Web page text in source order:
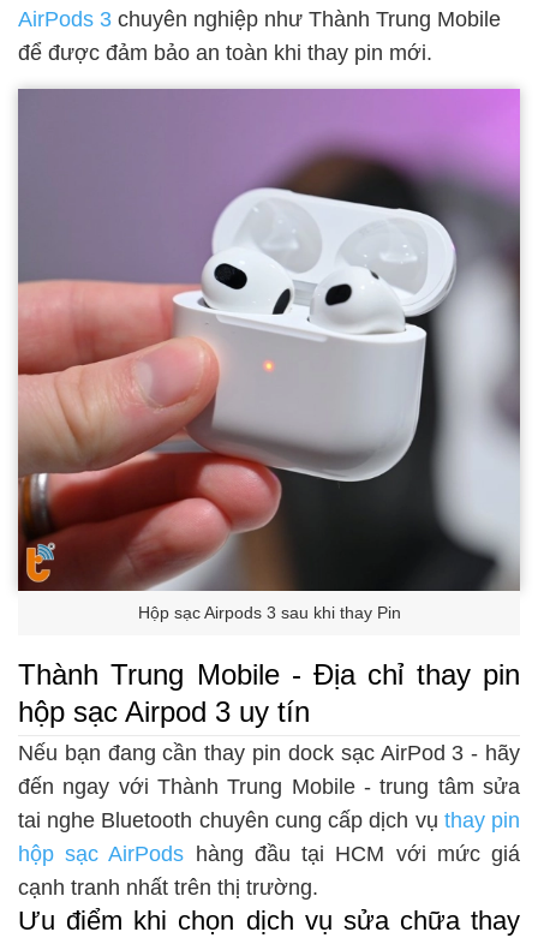
AirPods 3 chuyên nghiệp như Thành Trung Mobile
để được đảm bảo an toàn khi thay pin mới.
Hộp sạc Airpods 3 sau khi thay Pin
Thành Trung Mobile - Địa chỉ thay pin
hộp sạc Airpod 3 uy tín
Nếu bạn đang cần thay pin dock sạc AirPod 3 - hãy
đến ngay với Thành Trung Mobile - trung tâm sửa
tai nghe Bluetooth chuyên cung cấp dịch vụ thay pin
hộp sạc AirPods hàng đầu tại HCM với mức giá
cạnh tranh nhất trên thị trường.
Ưu điểm khi chọn dịch vụ sửa chữa thay